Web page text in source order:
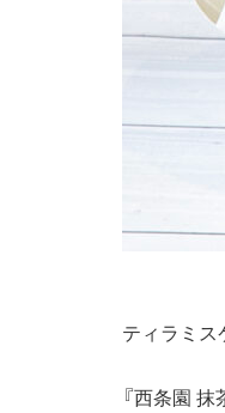
ティラミス
『西条園 抹